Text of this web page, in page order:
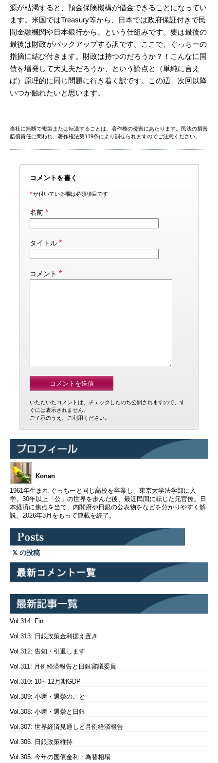
源が枯渇すると、預金保険機構が借金できることになってい
ます。米国ではTreasury等から、日本では政府保証付きで民
間金融機関や日本銀行から、という仕組みです。要は最後の
最後は財政がバックアップする訳です。ここで、ぐっちーの
指摘に結び付きます。財政は持つのだろうか？！こんなに国
債を増発して大丈夫だろうか、という論点と（単純に言え
ば）原理的に同じ問題に行き着く訳です。この辺、次回以降
いつか触れたいと思います。
当社に無断で複製または転送することは、著作権の侵害にあたります。民法の損害
賠償責任に問われ、著作権法第119条により罰せられますのでご注意ください。
コメントを書く
* が付いている欄は必須項目です
名前 *
タイトル *
コメント *
いただいたコメントは、チェックしたのち公開されますので、す
ぐには表示されません。
ご了承のうえ、ご利用ください。
Konan
1961年生まれ ぐっちーと同じ高校を卒業し、東京大学法学部に入
学。30年以上「公」の世界を歩んだ後、最近民間に転じた元官僚。日
本経済に焦点を当て、内閣府や日銀の公表物をなどを分かりやすく解
説。2026年3月をもって連載を終了。
の投稿
Vol.314: Fin
Vol.313: 日銀政策金利据え置き
Vol.312: 告知・引退します
Vol.311: 月例経済報告と日銀審議委員
Vol.310: 10～12月期GDP
Vol.309: 小噺・選挙のこと
Vol.308: 小噺・選挙と日銀
Vol.307: 世界経済見通しと月例経済報告
Vol.306: 日銀政策維持
Vol.305: 今年の国債金利・為替相場